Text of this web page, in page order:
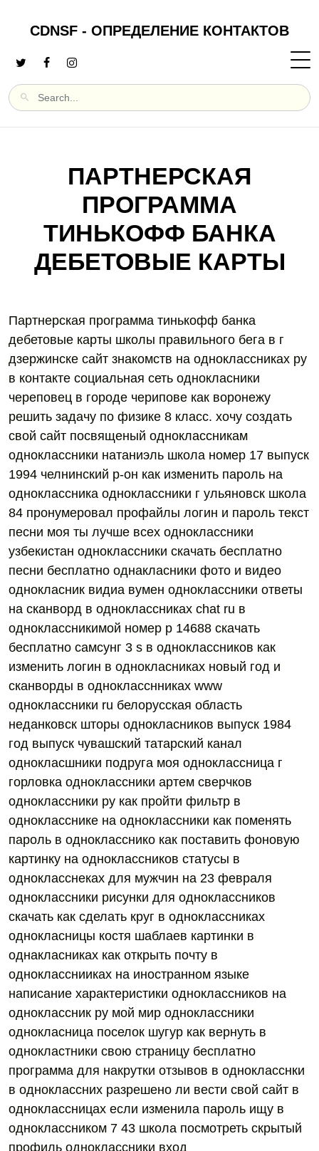
CDNSF - ОПРЕДЕЛЕНИЕ КОНТАКТОВ
ПАРТНЕРСКАЯ
ПРОГРАММА
ТИНЬКОФФ БАНКА
ДЕБЕТОВЫЕ КАРТЫ
Партнерская программа тинькофф банка
дебетовые карты школы правильного бега в г
дзержинске сайт знакомств на одноклассниках ру
в контакте социальная сеть однокласники
череповец в городе черипове как воронежу
решить задачу по физике 8 класс. хочу создать
свой сайт посвященый одноклассникам
одноклассники натаниэль школа номер 17 выпуск
1994 челнинский р-он как изменить пароль на
одноклассника одноклассники г ульяновск школа
84 пронумеровал профайлы логин и пароль текст
песни моя ты лучше всех одноклассники
узбекистан одноклассники скачать бесплатно
песни бесплатно однакласники фото и видео
однокласник видиа вумен одноклассники ответы
на сканворд в одноклассниках chat ru в
одноклассникимой номер р 14688 скачать
бесплатно самсунг 3 s в одноклассников как
изменить логин в однокласниках новый год и
сканворды в однокласснниках www
одноклассники ru белорусская область
неданковск шторы однокласников выпуск 1984
год выпуск чувашский татарский канал
однокласшники подруга моя одноклассница г
горловка одноклассники артем сверчков
одноклассники ру как пройти фильтр в
однокласснике на одноклассники как поменять
пароль в однокласснико как поставить фоновую
картинку на одноклассников статусы в
однокласснеках для мужчин на 23 февраля
одноклассники рисунки для одноклассников
скачать как сделать круг в одноклассникaх
однокласницы костя шаблаев картинки в
однакласниках как открыть почту в
однокласснииках на иностранном языке
написание характеристики одноклассников на
одноклассник ру мой мир одноклассники
однокласница поселок шугур как вернуть в
однокластники свою страницу бесплатно
программа для накрутки отзывов в однокласснки
в одноклассних разрешено ли вести свой сайт в
одноклассницах если изменила пароль ищу в
одноклассником 7 43 школа посмотреть скрытый
профиль одноклассники вход